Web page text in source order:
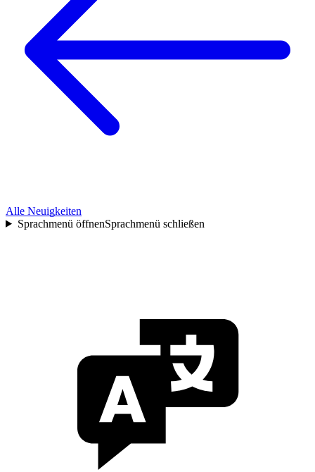
Alle Neuigkeiten
Sprachmenü öffnenSprachmenü schließen